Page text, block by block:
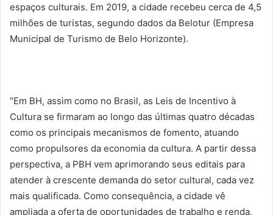
espaços culturais. Em 2019, a cidade recebeu cerca de 4,5
milhões de turistas, segundo dados da Belotur (Empresa
Municipal de Turismo de Belo Horizonte).
“Em BH, assim como no Brasil, as Leis de Incentivo à
Cultura se firmaram ao longo das últimas quatro décadas
como os principais mecanismos de fomento, atuando
como propulsores da economia da cultura. A partir dessa
perspectiva, a PBH vem aprimorando seus editais para
atender à crescente demanda do setor cultural, cada vez
mais qualificada. Como consequência, a cidade vê
ampliada a oferta de oportunidades de trabalho e renda,